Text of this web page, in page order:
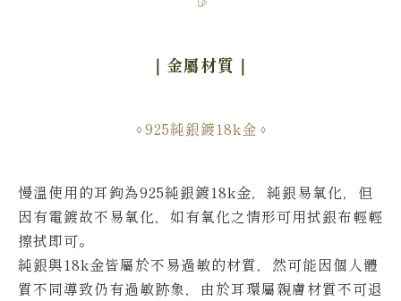
｜金屬材質 ｜
925純銀鍍18k金
慢溫使用的耳鉤為925純銀鍍18k金，純銀易氧化，但
因有電鍍故不易氧化，如有氧化之情形可用拭銀布輕輕
擦拭即可。
純銀與18k金皆屬於不易過敏的材質，然可能因個人體
質不同導致仍有過敏跡象，由於耳環屬親膚材質不可退